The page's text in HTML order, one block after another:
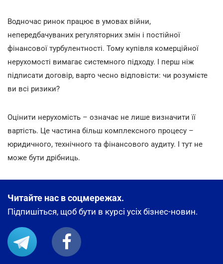
Водночас ринок працює в умовах війни,
непередбачуваних регуляторних змін і постійної
фінансової турбулентності. Тому купівля комерційної
нерухомості вимагає системного підходу. І перш ніж
підписати договір, варто чесно відповісти: чи розумієте
ви всі ризики?
Оцінити нерухомість – означає не лише визначити її
вартість. Це частина більш комплексного процесу –
юридичного, технічного та фінансового аудиту. І тут не
може бути дрібниць.
Читайте нас в соцмережах.
Підпишіться, щоб бути в курсі усіх бізнес-новин.